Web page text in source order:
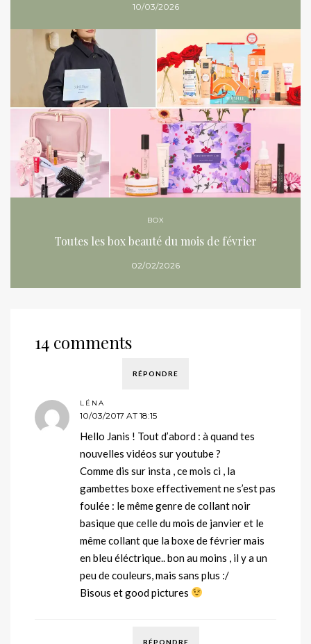
10/03/2026
BOX
Toutes les box beauté du mois de février
02/02/2026
14 comments
RÉPONDRE
LÉNA
10/03/2017 AT 18:15
Hello Janis ! Tout d’abord : à quand tes
nouvelles vidéos sur youtube ?
Comme dis sur insta , ce mois ci , la
gambettes boxe effectivement ne s’est pas
foulée : le même genre de collant noir
basique que celle du mois de janvier et le
même collant que la boxe de février mais
en bleu éléctrique.. bon au moins , il y a un
peu de couleurs, mais sans plus :/
Bisous et good pictures
RÉPONDRE